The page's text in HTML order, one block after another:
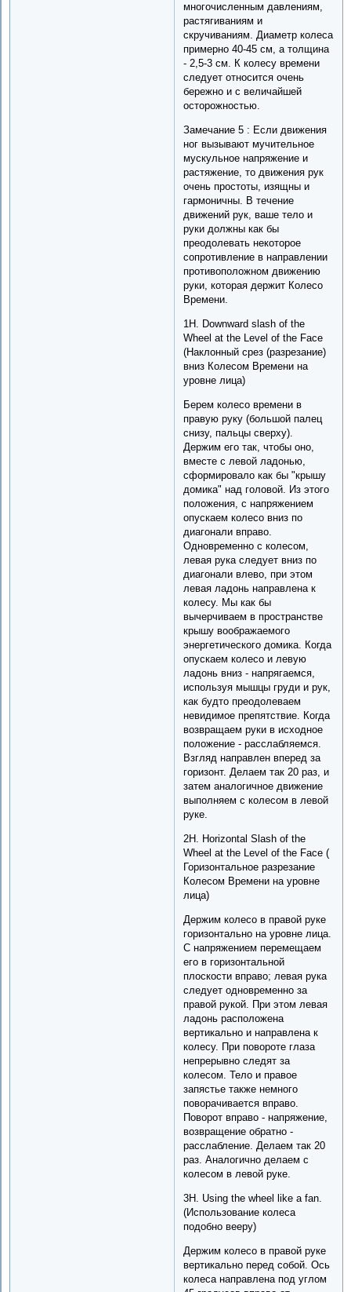
многочисленным давлениям,
растягиваниям и
скручиваниям. Диаметр колеса
примерно 40-45 см, а толщина
- 2,5-3 см. К колесу времени
следует относится очень
бережно и с величайшей
осторожностью.
Замечание 5 : Если движения
ног вызывают мучительное
мускульное напряжение и
растяжение, то движения рук
очень простоты, изящны и
гармоничны. В течение
движений рук, ваше тело и
руки должны как бы
преодолевать некоторое
сопротивление в направлении
противоположном движению
руки, которая держит Колесо
Времени.
1H. Downward slash of the
Wheel at the Level of the Face
(Наклонный срез (разрезание)
вниз Колесом Времени на
уровне лица)
Берем колесо времени в
правую руку (большой палец
снизу, пальцы сверху).
Держим его так, чтобы оно,
вместе с левой ладонью,
сформировало как бы "крышу
домика" над головой. Из этого
положения, с напряжением
опускаем колесо вниз по
диагонали вправо.
Одновременно с колесом,
левая рука следует вниз по
диагонали влево, при этом
левая ладонь направлена к
колесу. Мы как бы
вычерчиваем в пространстве
крышу воображаемого
энергетического домика. Когда
опускаем колесо и левую
ладонь вниз - напрягаемся,
используя мышцы груди и рук,
как будто преодолеваем
невидимое препятствие. Когда
возвращаем руки в исходное
положение - расслабляемся.
Взгляд направлен вперед за
горизонт. Делаем так 20 раз, и
затем аналогичное движение
выполняем с колесом в левой
руке.
2H. Horizontal Slash of the
Wheel at the Level of the Face (
Горизонтальное разрезание
Колесом Времени на уровне
лица)
Держим колесо в правой руке
горизонтально на уровне лица.
С напряжением перемещаем
его в горизонтальной
плоскости вправо; левая рука
следует одновременно за
правой рукой. При этом левая
ладонь расположена
вертикально и направлена к
колесу. При повороте глаза
непрерывно следят за
колесом. Тело и правое
запястье также немного
поворачивается вправо.
Поворот вправо - напряжение,
возвращение обратно -
расслабление. Делаем так 20
раз. Аналогично делаем с
колесом в левой руке.
3H. Using the wheel like a fan.
(Использование колеса
подобно вееру)
Держим колесо в правой руке
вертикально перед собой. Ось
колеса направлена под углом